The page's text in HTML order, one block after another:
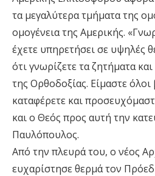
τα μεγαλύτερα τμήματα της
ομογένεια της Αμερικής.
έχετε υπηρετήσει σε υψηλές
ότι γνωρίζετε τα ζητήματα
της Ορθοδοξίας. Είμαστε όλοι
καταφέρετε και
και ο Θεός προς αυτή την
Παυλόπουλος.
Από την πλευρά του, ο νέος
ευχαρίστησε θερμά τον